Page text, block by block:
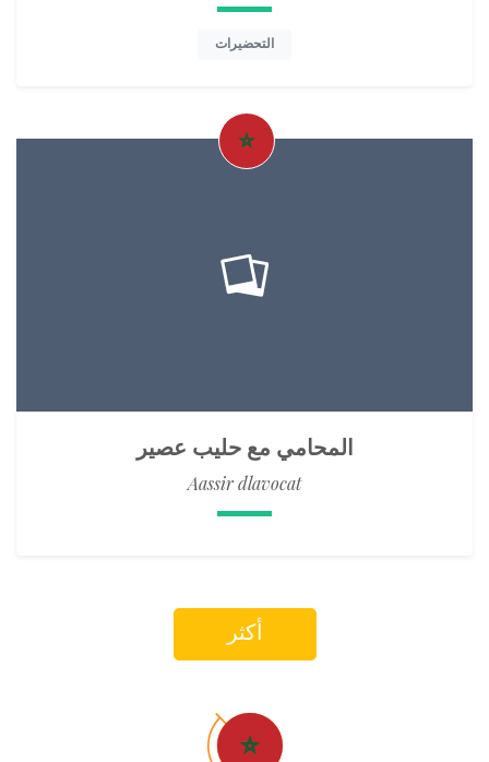
التحضيرات
المحامي مع حليب عصير
Aassir dlavocat
أكثر